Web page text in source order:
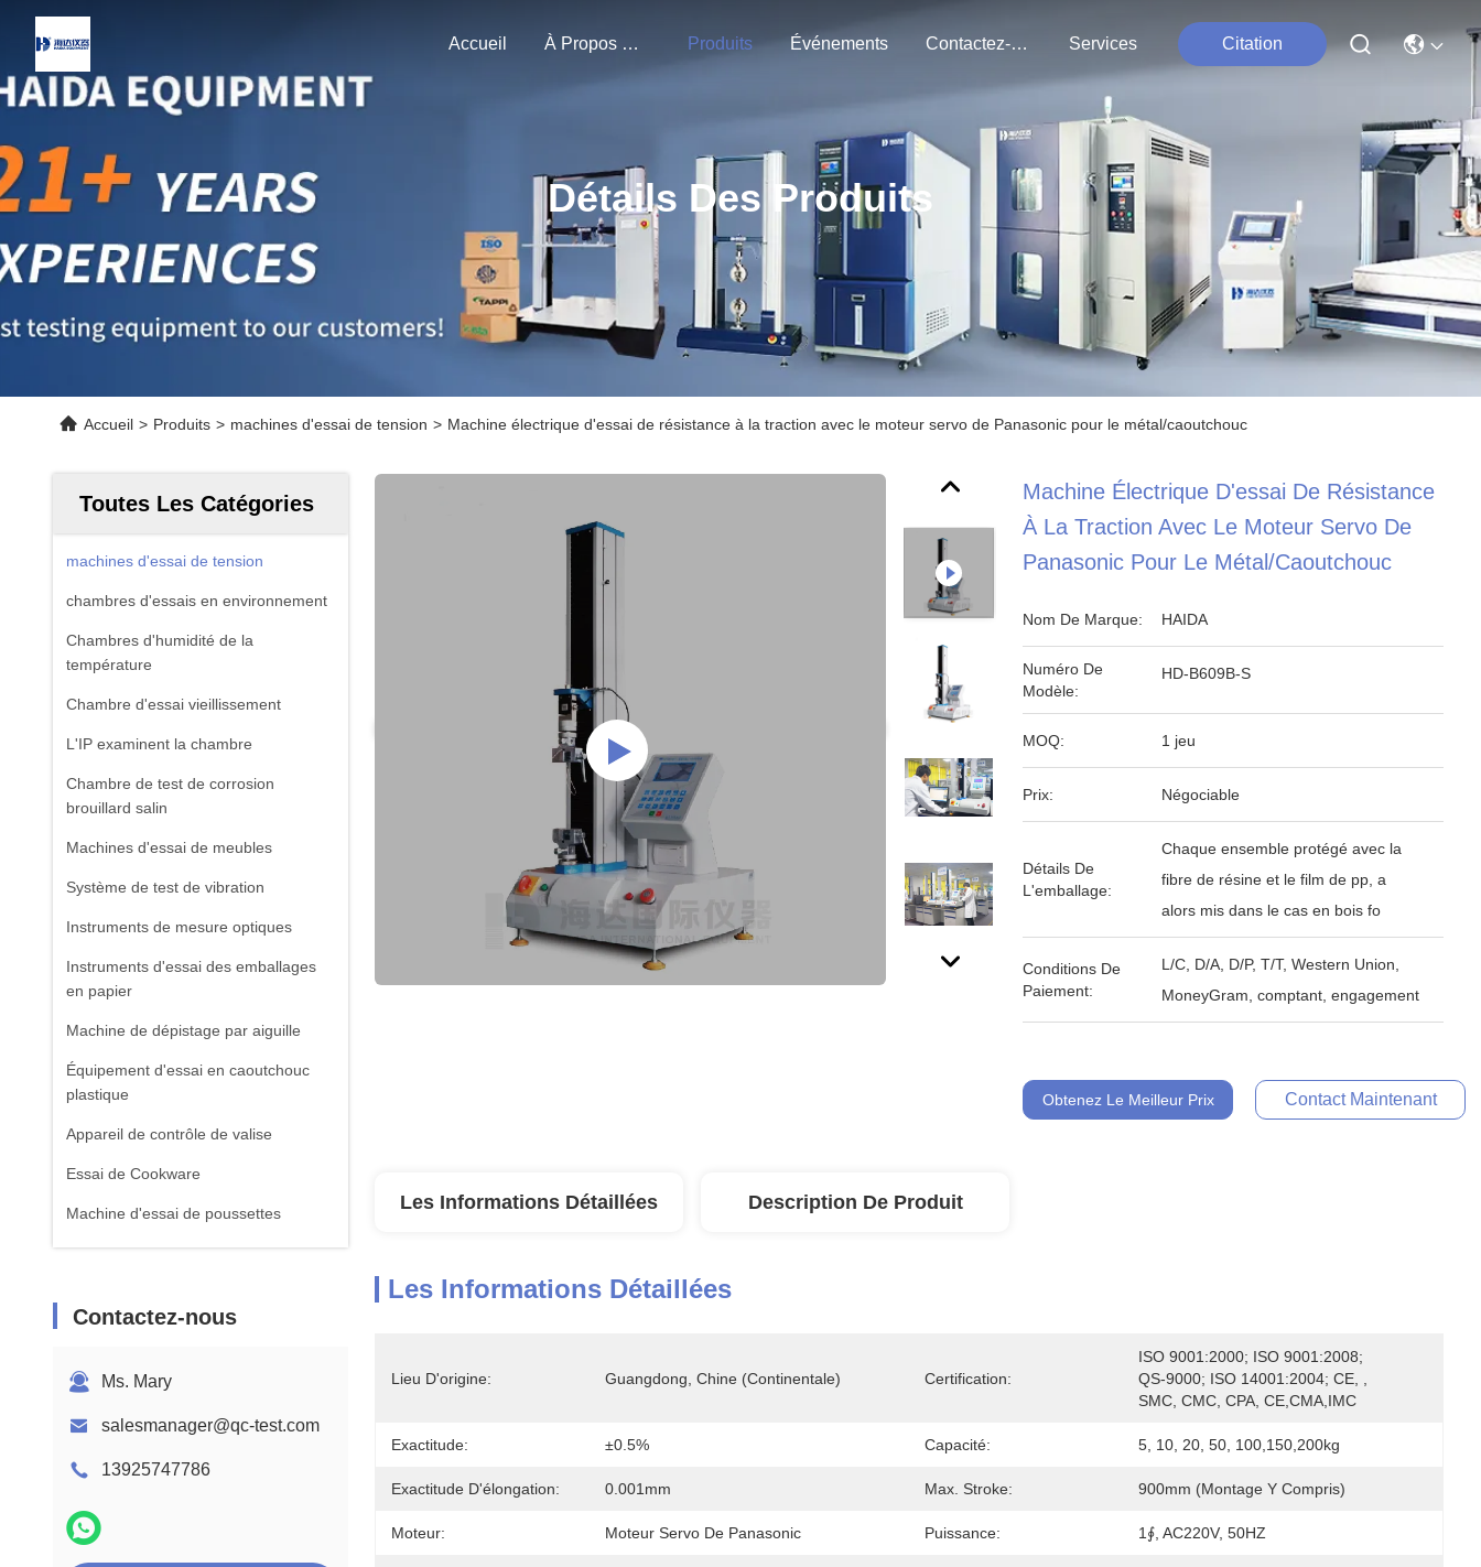
Accueil À Propos De Nous Produits Événements Contactez-Nous Services Citation
Détails Des Produits
Accueil > Produits > machines d'essai de tension > Machine électrique d'essai de résistance à la traction avec le moteur servo de Panasonic pour le métal/caoutchouc
Toutes Les Catégories
machines d'essai de tension
chambres d'essais en environnement
Chambres d'humidité de la
température
Chambre d'essai vieillissement
L'IP examinent la chambre
Chambre de test de corrosion
brouillard salin
Machines d'essai de meubles
Système de test de vibration
Instruments de mesure optiques
Instruments d'essai des emballages
en papier
Machine de dépistage par aiguille
Équipement d'essai en caoutchouc
plastique
Appareil de contrôle de valise
Essai de Cookware
Machine d'essai de poussettes
équipement d'essai de textile
Machine d'analyse chimique
Contactez-nous
Ms. Mary
salesmanager@qc-test.com
13925747786
Machine Électrique D'essai De Résistance
À La Traction Avec Le Moteur Servo De
Panasonic Pour Le Métal/caoutchouc
Nom De Marque: HAIDA
Numéro De
Modèle:
HD-B609B-S
MOQ: 1 jeu
Prix: Négociable
Détails De
L'emballage:
Chaque ensemble protégé avec la
fibre de résine et le film de pp, a
alors mis dans le cas en bois fo
Conditions De
Paiement:
L/C, D/A, D/P, T/T, Western Union,
MoneyGram, comptant, engagement
Obtenez Le Meilleur Prix Contact Maintenant
Les Informations Détaillées Description De Produit
Les Informations Détaillées
Lieu D'origine: Guangdong, Chine (continentale) Certification:
ISO 9001:2000; ISO 9001:2008;
QS-9000; ISO 14001:2004; CE, ,
SMC, CMC, CPA, CE,CMA,IMC
Exactitude: ±0.5% Capacité: 5, 10, 20, 50, 100,150,200kg
Exactitude D'élongation: 0.001mm Max. Stroke: 900mm (montage Y Compris)
Moteur: Moteur Servo De Panasonic Puissance: 1∮, AC220V, 50HZ